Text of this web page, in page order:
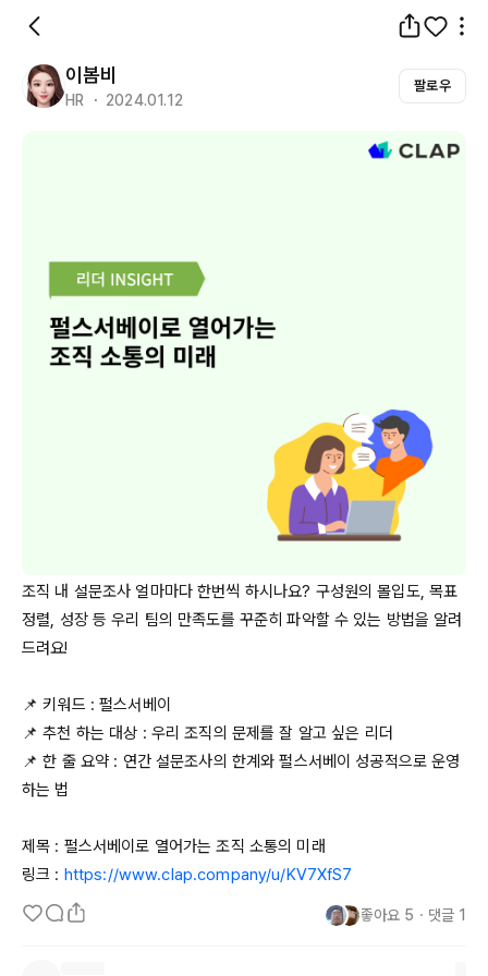
이봄비
HR ・ 2024.01.12
팔로우
조직 내 설문조사 얼마마다 한번씩 하시나요? 구성원의 몰입도, 목표
정렬, 성장 등 우리 팀의 만족도를 꾸준히 파악할 수 있는 방법을 알려
드려요!
📌 키워드 : 펄스서베이
📌 추천 하는 대상 : 우리 조직의 문제를 잘 알고 싶은 리더
📌 한 줄 요약 : 연간 설문조사의 한계와 펄스서베이 성공적으로 운영
하는 법
제목 : 펄스서베이로 열어가는 조직 소통의 미래
링크 : https://www.clap.company/u/KV7XfS7
좋아요 5 ・ 댓글 1